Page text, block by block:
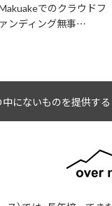
でのクラウドフ
ァンディング無事…
にないものを提供する